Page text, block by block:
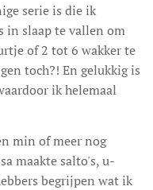
serie is die ik
in slaap te vallen om
of 2 tot 6 wakker te
toch?! En gelukkig is
ik helemaal
min of meer nog
maakte salto's, u-
begrijpen wat ik